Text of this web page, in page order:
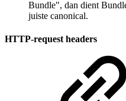
Bundle", dan dient
juiste canonical.
HTTP-request headers